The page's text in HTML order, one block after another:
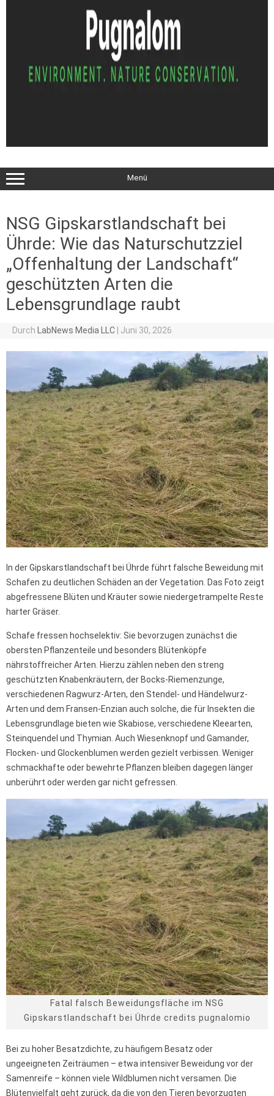
Menü
NSG Gipskarstlandschaft bei
Ührde: Wie das Naturschutzziel
„Offenhaltung der Landschaft“
geschützten Arten die
Lebensgrundlage raubt
Durch LabNews Media LLC Juni 30, 2026
In der Gipskarstlandschaft bei Ührde führt falsche Beweidung mit
Schafen zu deutlichen Schäden an der Vegetation. Das Foto zeigt
abgefressene Blüten und Kräuter sowie niedergetrampelte Reste
harter Gräser.
Schafe fressen hochselektiv: Sie bevorzugen zunächst die
obersten Pflanzenteile und besonders Blütenköpfe
nährstoffreicher Arten. Hierzu zählen neben den streng
geschützten Knabenkräutern, der Bocks-Riemenzunge,
verschiedenen Ragwurz-Arten, den Stendel- und Händelwurz-
Arten und dem Fransen-Enzian auch solche, die für Insekten die
Lebensgrundlage bieten wie Skabiose, verschiedene Kleearten,
Steinquendel und Thymian. Auch Wiesenknopf und Gamander,
Flocken- und Glockenblumen werden gezielt verbissen. Weniger
schmackhafte oder bewehrte Pflanzen bleiben dagegen länger
unberührt oder werden gar nicht gefressen.
Fatal falsch Beweidungsfläche im NSG
Gipskarstlandschaft bei Ührde credits pugnalomio
Bei zu hoher Besatzdichte, zu häufigem Besatz oder
ungeeigneten Zeiträumen – etwa intensiver Beweidung vor der
Samenreife – können viele Wildblumen nicht versamen. Die
Blütenvielfalt geht zurück, da die von den Tieren bevorzugten